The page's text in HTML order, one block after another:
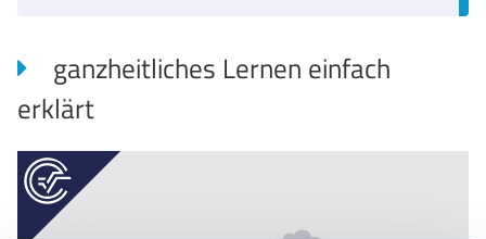
ganzheitliches Lernen einfach
erklärt